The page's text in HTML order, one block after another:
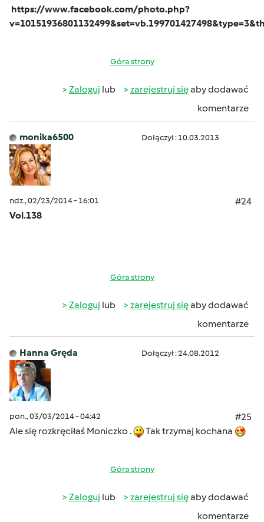
https://www.facebook.com/photo.php?
Góra strony
Zaloguj lub zarejestruj sięaby dodawać
komentarze
monika6500 Dołączył : 10.03.2013
ndz., 02/23/2014 - 16:01
#24
Vol.138
Góra strony
Zaloguj lub zarejestruj sięaby dodawać
komentarze
Hanna Gręda Dołączył : 24.08.2012
pon., 03/03/2014 - 04:42
#25
Ale się rozkręciłaś Moniczko .
Tak trzymaj kochana
Góra strony
Zaloguj lub zarejestruj sięaby dodawać
komentarze